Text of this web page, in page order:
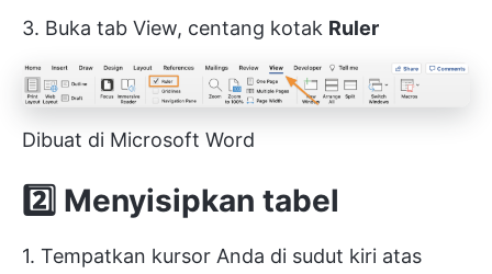
3. Buka tab View, centang kotak Ruler
Dibuat di Microsoft Word
2️⃣ Menyisipkan tabel
1. Tempatkan kursor Anda di sudut kiri atas